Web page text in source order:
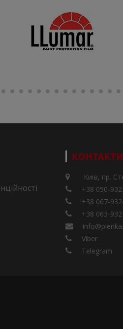
КОНТАКТИ
Київ, пр.
+38 050-
+38 067-
+38 063-
Viber
Telegram